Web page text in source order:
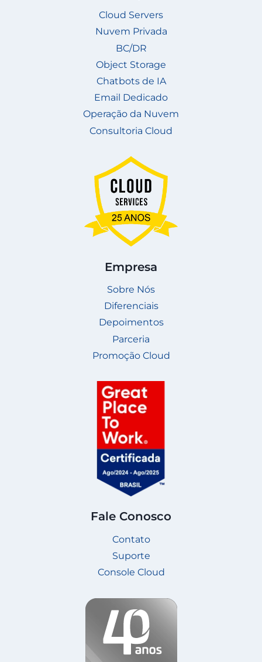
Cloud Servers
Nuvem Privada
BC/DR
Object Storage
Chatbots de IA
Email Dedicado
Operação da Nuvem
Consultoria Cloud
Empresa
Sobre Nós
Diferenciais
Depoimentos
Parceria
Promoção Cloud
Fale Conosco
Contato
Suporte
Console Cloud